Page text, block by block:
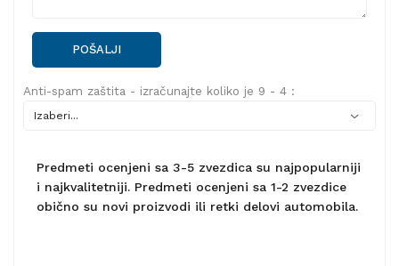
POŠALJI
Anti-spam zaštita - izračunajte koliko je 9 - 4 :
Predmeti ocenjeni sa 3-5 zvezdica su najpopularniji
i najkvalitetniji. Predmeti ocenjeni sa 1-2 zvezdice
obično su novi proizvodi ili retki delovi automobila.